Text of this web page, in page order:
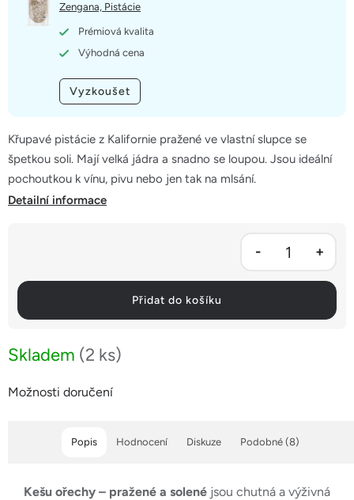
hvězdiček.
Skladem (2 ks)
Možnosti doručení
Přidat do košíku
Křupavé pistácie z Kalifornie pražené ve vlastní slupce se
špetkou soli. Mají velká jádra a snadno se loupou. Jsou ideální
pochoutkou k vínu, pivu nebo jen tak na mlsání.
Zengana, Pistácie
Prémiová kvalita
Výhodná cena
Vyzkoušet
Detailní informace
Popis Podobné (8)
Hodnocení Diskuze
Kešu ořechy – pražené a solené jsou chutná a výživná